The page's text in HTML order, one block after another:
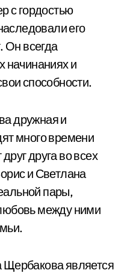
с гордостью
его
Он всегда
начинаниях и
способности.
дружная и
много времени
друга во всех
и Светлана
пары,
между ними
является